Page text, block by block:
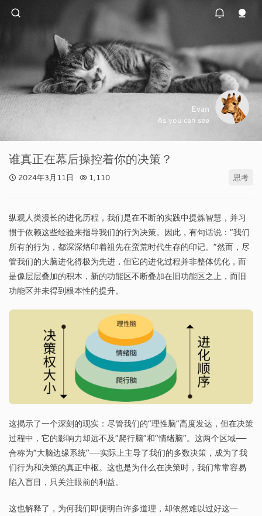
Evan
As you can see
谁真正在幕后操控着你的决策？
2024年3月11日 1,110 思考
纵观人类漫长的进化历程，我们是在不断的实践中提炼智慧，并习
惯于依赖这些经验来指导我们的行为决策。因此，有句话说：“我们
所有的行为，都深深烙印着祖先在蛮荒时代生存的印记。”然而，尽
管我们的大脑进化得极为先进，但它的进化过程并非整体优化，而
是像层层叠加的积木，新的功能区不断叠加在旧功能区之上，而旧
功能区并未得到根本性的提升。
这揭示了一个深刻的现实：尽管我们的“理性脑”高度发达，但在决策
过程中，它的影响力却远不及“爬行脑”和“情绪脑”。这两个区域——
合称为“大脑边缘系统”——实际上主导了我们的多数决策，成为了我
们行为和决策的真正中枢。这也是为什么在决策时，我们常常容易
陷入盲目，只关注眼前的利益。
这也解释了，为何我们即便明白许多道理，却依然难以过好这一